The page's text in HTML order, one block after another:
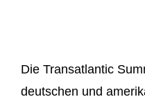
Die Transatlantic
deutschen und